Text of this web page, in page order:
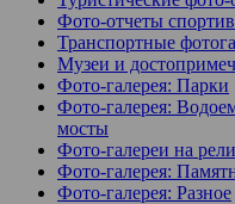
Фото-отчеты
Транспортные
Музеи и
Фото-галерея: Парки
Фото-галерея:
мосты
Фото-галереи на
Фото-галерея:
Фото-галерея: Разное